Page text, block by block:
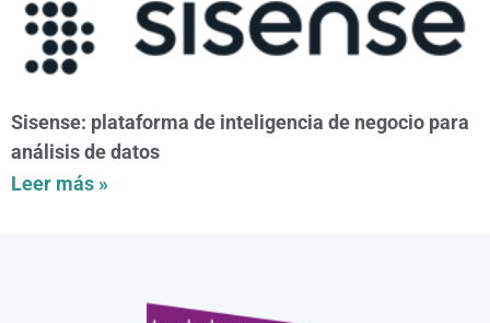
Sisense: plataforma de inteligencia de negocio para
análisis de datos
Leer más »